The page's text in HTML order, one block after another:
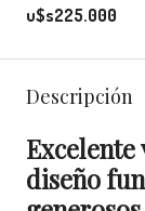
u$s225.000
Descripción
diseño